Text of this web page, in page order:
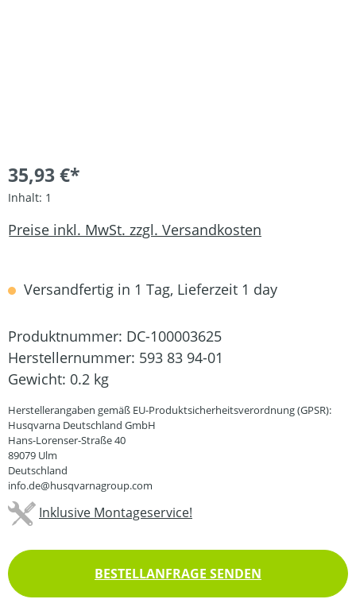
35,93 €*
Inhalt: 1
Preise inkl. MwSt. zzgl. Versandkosten
Versandfertig in 1 Tag, Lieferzeit 1 day
Produktnummer: DC-100003625
Herstellernummer: 593 83 94-01
Gewicht: 0.2 kg
Herstellerangaben gemäß EU-Produktsicherheitsverordnung (GPSR):
Husqvarna Deutschland GmbH
Hans-Lorenser-Straße 40
89079 Ulm
Deutschland
info.de@husqvarnagroup.com
Inklusive Montageservice!
BESTELLANFRAGE SENDEN